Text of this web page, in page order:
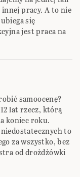
pracy. A to nie
się
jest praca na
samoocenę?
lat rzecz, którą
koniec roku.
to
za wszystko, bez
od drożdżówki